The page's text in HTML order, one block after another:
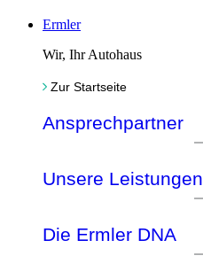
Ermler
Wir, Ihr Autohaus
Zur Startseite
Ansprechpartner
Unsere Leistungen
Die Ermler DNA